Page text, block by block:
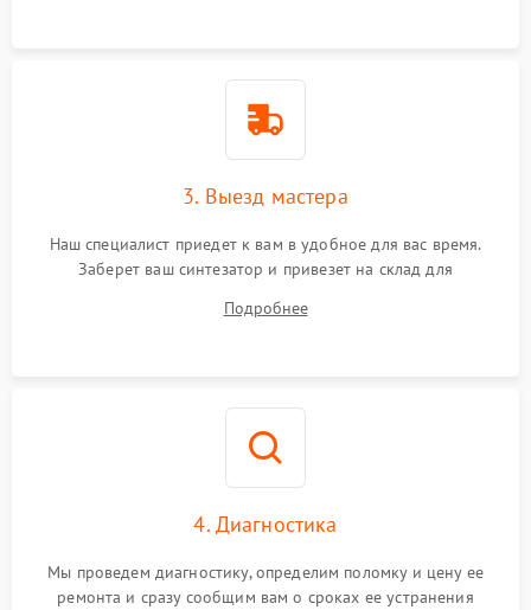
3. Выезд мастера
Наш специалист приедет к вам в удобное для вас время.
Заберет ваш синтезатор и привезет на склад для
Подробнее
4. Диагностика
Мы проведем диагностику, определим поломку и цену ее
ремонта и сразу сообщим вам о сроках ее устранения